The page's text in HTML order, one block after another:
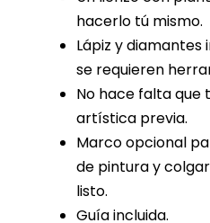
hacerlo tú mismo.
Lápiz y diamantes
se requieren
No hace falta que
artística previa.
Marco opcional
de pintura y
listo.
Guía incluida.